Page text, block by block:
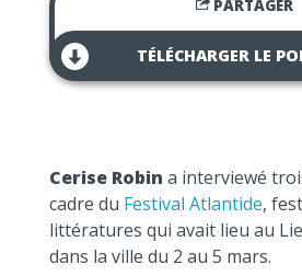
PARTAGER
TÉLÉCHARGER LE
Cerise Robin a interviewé
cadre du Festival Atlantide,
littératures qui avait lieu au
dans la ville du 2 au 5 mars.